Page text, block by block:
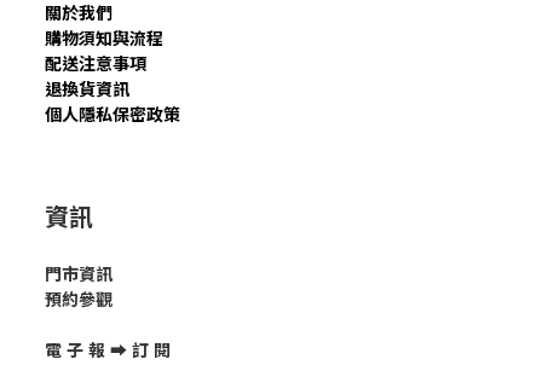
關於我們
購物須知與流程
配送注意事項
退換貨資訊
個人隱私保密政策
資訊
門市資訊
預約參觀
電 子 報 ➡ 訂 閱